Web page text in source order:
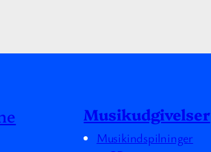
Musikudgivelser
Musikindspilninger